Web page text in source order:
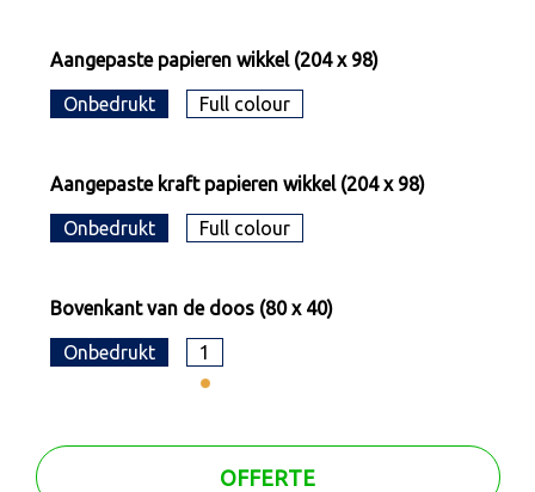
Aangepaste papieren wikkel (204 x 98)
Onbedrukt Full colour
Aangepaste kraft papieren wikkel (204 x 98)
Onbedrukt Full colour
Bovenkant van de doos (80 x 40)
Onbedrukt 1
OFFERTE